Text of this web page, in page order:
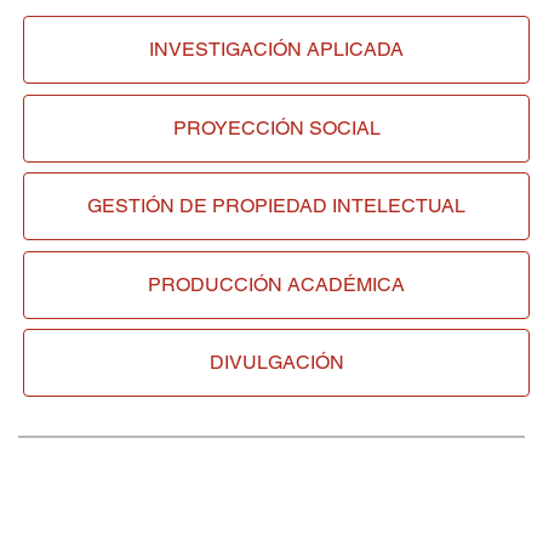
INVESTIGACIÓNAPLICADA
PROYECCIÓN SOCIAL
GESTIÓN DE PROPIEDAD INTELECTUAL
PRODUCCIÓN ACADÉMICA
DIVULGACIÓN